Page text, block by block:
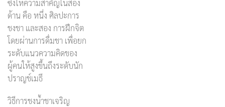
ซึ่งให้ความสำคัญในสอง
ด้าน คือ หนึ่ง ศิลปะการ
ชงชา และสอง การฝึกจิต
โดยผ่านการดื่มชา เพื่อยก
ระดับแนวความคิดของ
ผู้คนให้สูงขึ้นถึงระดับนัก
ปราญช์เมธี
วิธีการชงน้ำชาเจริญ